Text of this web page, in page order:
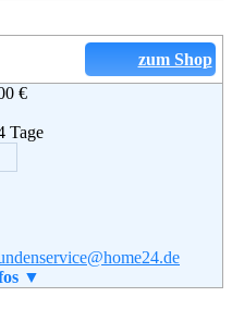
EU S.a.r.l.
Luxemburg
zum Shop
€
Tage
▼